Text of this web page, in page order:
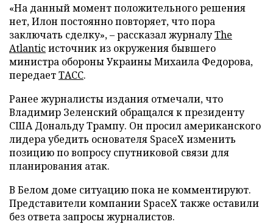
«На данный момент положительного решения
нет, Илон постоянно повторяет, что пора
заключать сделку», – рассказал журналуThe
Atlanticисточник из окружения бывшего
министра обороны Украины Михаила Федорова,
передаетТАСС.
Ранее журналисты издания отмечали, что
Владимир Зеленский обращался к президенту
США Дональду Трампу. Он просил американского
лидера убедить основателя SpaceX изменить
позицию по вопросу спутниковой связи для
планирования атак.
В Белом доме ситуацию пока не комментируют.
Представители компании SpaceX также оставили
без ответа запросы журналистов.